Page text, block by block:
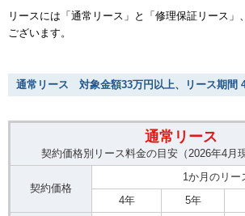
リースには「通常リース」と「修理保証リース」
ございます。
通常リース 対象金額33万円以上、リース期間
通常リース
契約価格別リース料金の目安（2026年4月
契約価格
1か月のリー
4年
5年